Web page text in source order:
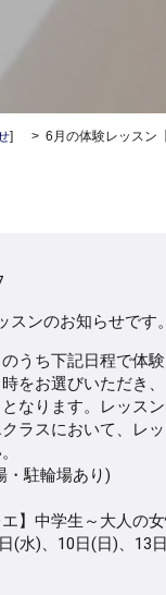
] 6月の体験レッスン
スンのお知らせです。
うち下記日程で体
をお選びいただき
なります。レッス
ラスにおいて、レ
・駐輪場あり)
エ】中学生～大人の
(水)、10日(日)、13